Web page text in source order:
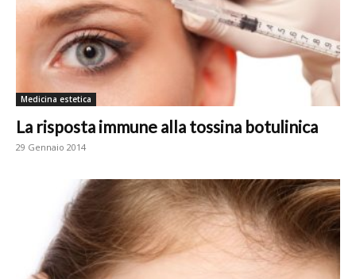
Medicina estetica
La risposta immune alla tossina botulinica
29 Gennaio 2014